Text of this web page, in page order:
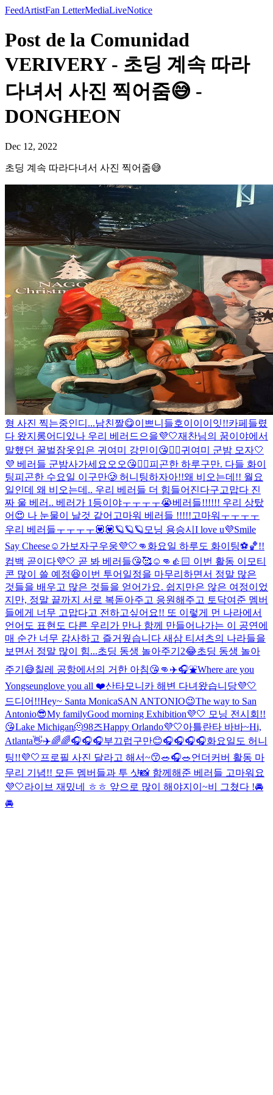
FeedArtistFan LetterMediaLiveNotice
Post de la Comunidad
VERIVERY - 초딩 계속 따라
다녀서 사진 찍어줌😅 -
DONGHEON
Dec 12, 2022
초딩 계속 따라다녀서 사진 찍어줌😅
형 사진 찍는중인디...남친짤😋이쁘니들호이이이잇!!카페들렸
다 왔지롱어디있나 우리 베러드으을💜🤍재찬님의 꿈이야에서
말했던 꿀벌잠옷입은 귀여미 강민이😘👍🏻귀여미 군밤 모자🤍
💜 베러들 군밤사가세요오오😘👍🏻피곤한 하루구만. 다들 화이
팅피곤한 수요일 이구만🥲 허니팅하자아!!왜 비오는데!! 월요
일인데 왜 비오는데.. 우리 베러들 더 힘들어진다구고맙다 진
짜 울 베러.. 베러가 1등이야ㅜㅜㅜㅜ😭베러들!!!!!! 우리 상탔
어😍 나 눈물이 날것 같어 고마워 베러들 !!!!!고마워ㅜㅜㅜㅜ
우리 베러들ㅜㅜㅜㅜ💟💟🪐🪐🪐 모닝 용승시 I love u💜Smile
Say Cheese☺️ 가보자구우웅💜🤍👊 화요일 하루도 화이팅⚽️🏀!!
컴백 곧이다💜🤍 곧 봐 베러들😘🥰☺️👊👍🏻 이번 활동 이모티
콘 많이 쓸 예정😆이번 투어일정을 마무리하면서 정말 많은
것들을 배우고 많은 것들을 얻어가요. 쉽지만은 않은 여정이었
지만, 정말 끝까지 서로 복돋아주고 응원해주고 토닥여준 멤버
들에게 너무 고맙다고 전하고싶어요!! 또 이렇게 먼 나라에서
언어도 표현도 다른 우리가 만나 함께 만들어나가는 이 공연에
매 순간 너무 감사하고 즐거웠습니다 새삼 티셔츠의 나라들을
보면서 정말 많이 힘...초딩 동생 놀아주기2😂초딩 동생 놀아
주기😅칠레 공항에서의 거한 아침😘👊 ✈️🎧⛲️Where are you
Yongseunglove you all ❤️산타모니카 해변 다녀왔습니당💜🤍
드디어!!Hey~ Santa MonicaSAN ANTONIO😉The way to San
Antonio😎My familyGood morning Exhibition💜🤍 모닝 전시회!!
😘Lake Michigan🫠98즈Happy Orlando💜🤍아틀란타 바바~Hi,
Atlanta👋✈️🌈🌈🎧🎧🎧부끄럽구만😊🎧🎧🎧🎧화요일도 허니
팅!!💜🤍 프로필 사진 달라고 해서~😙🥗🎧🥗언더커버 활동 마
무리 기념!! 모든 멤버들과 투 샷📸 함께해준 베러들 고마워요
💜🤍라이브 재밌네 ㅎㅎ 앞으로 많이 해야지이~비 그쳤다 !🚘
🚘